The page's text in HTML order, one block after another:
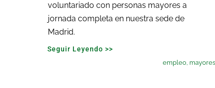
voluntariado con personas mayores a
jornada completa en nuestra sede de
Madrid.
Seguir Leyendo >>
empleo, mayores